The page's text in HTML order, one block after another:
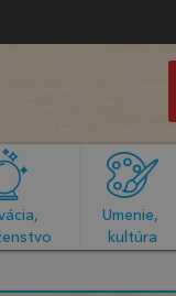
Umenie,
kultúra